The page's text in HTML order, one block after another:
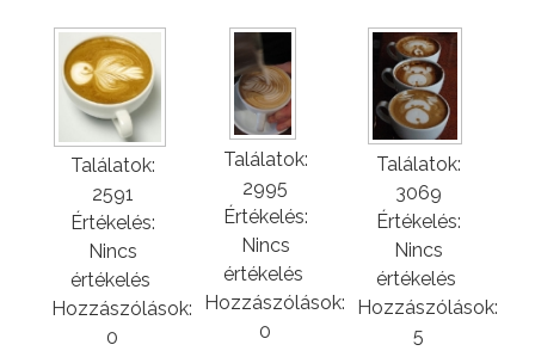
Találatok:
2591
Értékelés:
Nincs
értékelés
Hozzászólások:
0
Találatok:
2995
Értékelés:
Nincs
értékelés
Hozzászólások:
0
Találatok:
3069
Értékelés:
Nincs
értékelés
Hozzászólások:
5